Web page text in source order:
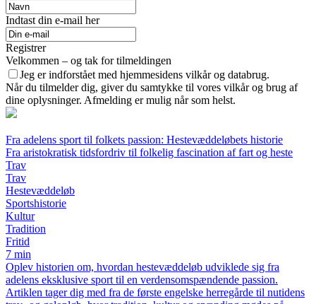
Indtast din e-mail her
Registrer
Velkommen – og tak for tilmeldingen
Jeg er indforstået med hjemmesidens vilkår og databrug.
Når du tilmelder dig, giver du samtykke til vores vilkår og brug af
dine oplysninger. Afmelding er mulig når som helst.
Fra adelens sport til folkets passion: Hestevæddeløbets historie
Fra aristokratisk tidsfordriv til folkelig fascination af fart og heste
Trav
Trav
Hestevæddeløb
Sportshistorie
Kultur
Tradition
Fritid
7 min
Oplev historien om, hvordan hestevæddeløb udviklede sig fra
adelens eksklusive sport til en verdensomspændende passion.
Artiklen tager dig med fra de første engelske herregårde til nutidens